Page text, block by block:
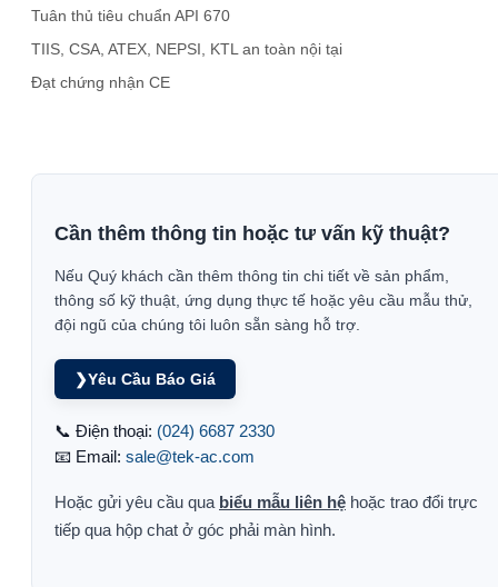
Tuân thủ tiêu chuẩn API 670
TIIS, CSA, ATEX, NEPSI, KTL an toàn nội tại
Đạt chứng nhận CE
Cần thêm thông tin hoặc tư vấn kỹ thuật?
Nếu Quý khách cần thêm thông tin chi tiết về sản phẩm,
thông số kỹ thuật, ứng dụng thực tế hoặc yêu cầu mẫu thử,
đội ngũ của chúng tôi luôn sẵn sàng hỗ trợ.
❯Yêu Cầu Báo Giá
📞 Điện thoại: (024) 6687 2330
📧 Email: sale@tek-ac.com
Hoặc gửi yêu cầu qua biểu mẫu liên hệ hoặc trao đổi trực
tiếp qua hộp chat ở góc phải màn hình.